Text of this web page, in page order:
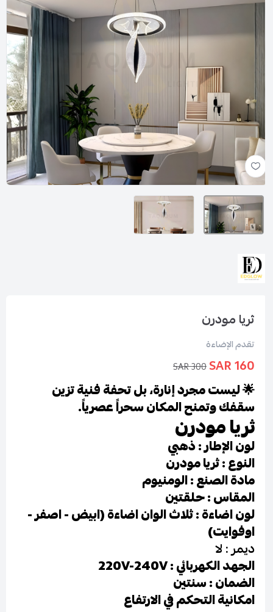
ثريا مودرن
تقدم الإضاءة
160 SAR
300 SAR
🌟 ليست مجرد إنارة، بل تحفة فنية تزين
سقفك وتمنح المكان سحراً عصرياً.
ثريا مودرن
لون الإطار : ذهبي
النوع : ثريا مودرن
مادة الصنع : الومنيوم
المقاس : حلقتين
لون اضاءة : ثلاث الوان اضاءة (ابيض - اصفر -
اوفوايت)
ديمر : لا
الجهد الكهربائي : 220V-240V
الضمان : سنتين
امكانية التحكم في الارتفاع